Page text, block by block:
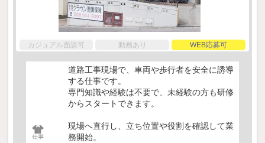
カジュアル面談可 動画あり WEB応募可
道路工事現場で、車両や歩行者を安全に誘導
する仕事です。
専門知識や経験は不要で、未経験の方も研修
からスタートできます。
現場へ直行し、立ち位置や役割を確認して業
務開始。